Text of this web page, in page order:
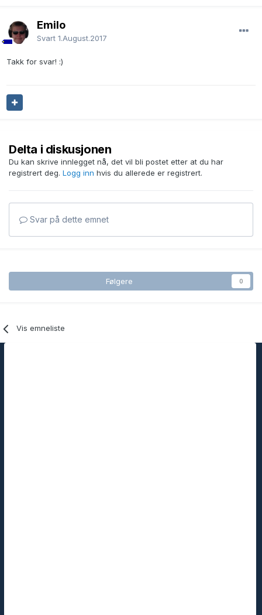
EmiIo
Svart 1.August.2017
Takk for svar! :)
Delta i diskusjonen
Du kan skrive innlegget nå, det vil bli postet etter at du har
registrert deg. Logg inn hvis du allerede er registrert.
Svar på dette emnet
Følgere 0
Vis emneliste